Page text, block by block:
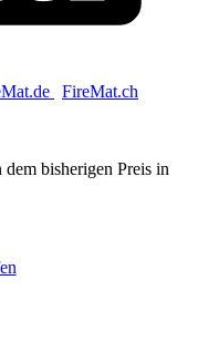
FireMat.ch
dem bisherigen Preis in